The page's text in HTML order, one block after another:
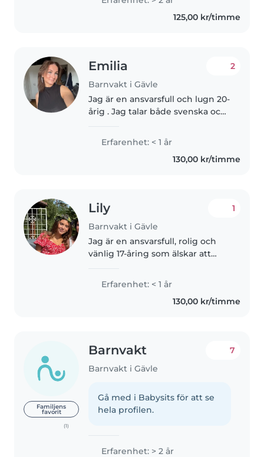
erfarenhet av att vårda barn i alla
125,00 kr/timme
Emilia
Barnvakt i Gävle
2
Jag är en ansvarsfull och lugn 20-
årig . Jag talar både svenska och
att ta hand om barn i alla åldrar -
från spädbarn till skolbarn. Jag
Erfarenhet: < 1 år
130,00 kr/timme
Lily
Barnvakt i Gävle
1
Jag är en ansvarsfull, rolig och
vänlig 17-åring som älskar att
tidigare varit barnvakt hos en
skottiskt familj som hade en 2-
åring och en 5-åring. Jag var..
Erfarenhet: < 1 år
130,00 kr/timme
Familjens
favorit
(1)
Barnvakt
Barnvakt i Gävle
7
Gå med i Babysits för att se
hela profilen.
Erfarenhet: > 2 år